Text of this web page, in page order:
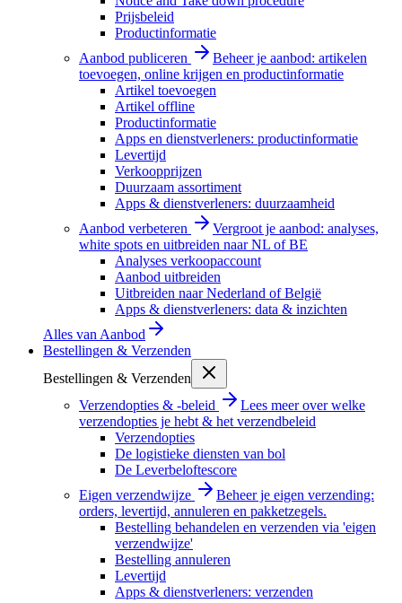
Prijsbeleid
Productinformatie
Aanbod publiceren
Beheer je aanbod: artikelen
toevoegen, online krijgen en productinformatie
Artikel toevoegen
Artikel offline
Productinformatie
Apps en dienstverleners: productinformatie
Levertijd
Verkoopprijzen
Duurzaam assortiment
Apps & dienstverleners: duurzaamheid
Aanbod verbeteren
Vergroot je aanbod: analyses,
white spots en uitbreiden naar NL of BE
Analyses verkoopaccount
Aanbod uitbreiden
Uitbreiden naar Nederland of België
Apps & dienstverleners: data & inzichten
Alles van Aanbod
Bestellingen & Verzenden
Bestellingen & Verzenden
Verzendopties & -beleid
Lees meer over welke
verzendopties je hebt & het verzendbeleid
Verzendopties
De logistieke diensten van bol
De Leverbeloftescore
Eigen verzendwijze
Beheer je eigen verzending:
orders, levertijd, annuleren en pakketzegels.
Bestelling behandelen en verzenden via 'eigen
verzendwijze'
Bestelling annuleren
Levertijd
Apps & dienstverleners: verzenden